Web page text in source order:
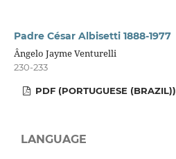
Padre César Albisetti 1888-1977
Ângelo Jayme Venturelli
230-233
PDF (PORTUGUESE (BRAZIL))
LANGUAGE